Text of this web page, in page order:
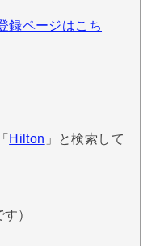
録ページはこち
Hilton 」と検索して
）